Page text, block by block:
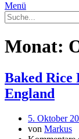
Menü
Monat:
Baked Rice
England
5. Oktober
von Markus